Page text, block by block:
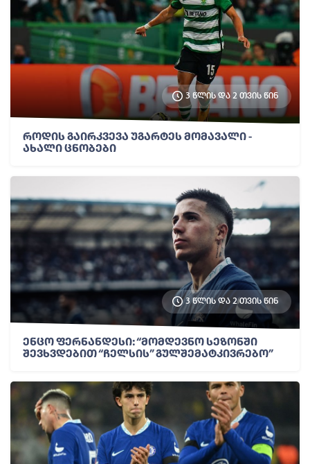
3 წლის და 2 თვის წინ
როდის გაირკვევა უგარტეს მომავალი -
ახალი ცნობები
3 წლის და 2 თვის წინ
ენცო ფერნანდესი: “მომდევნო სეზონში
შევხვდებით “ჩელსის” გულშემატკივრებო”